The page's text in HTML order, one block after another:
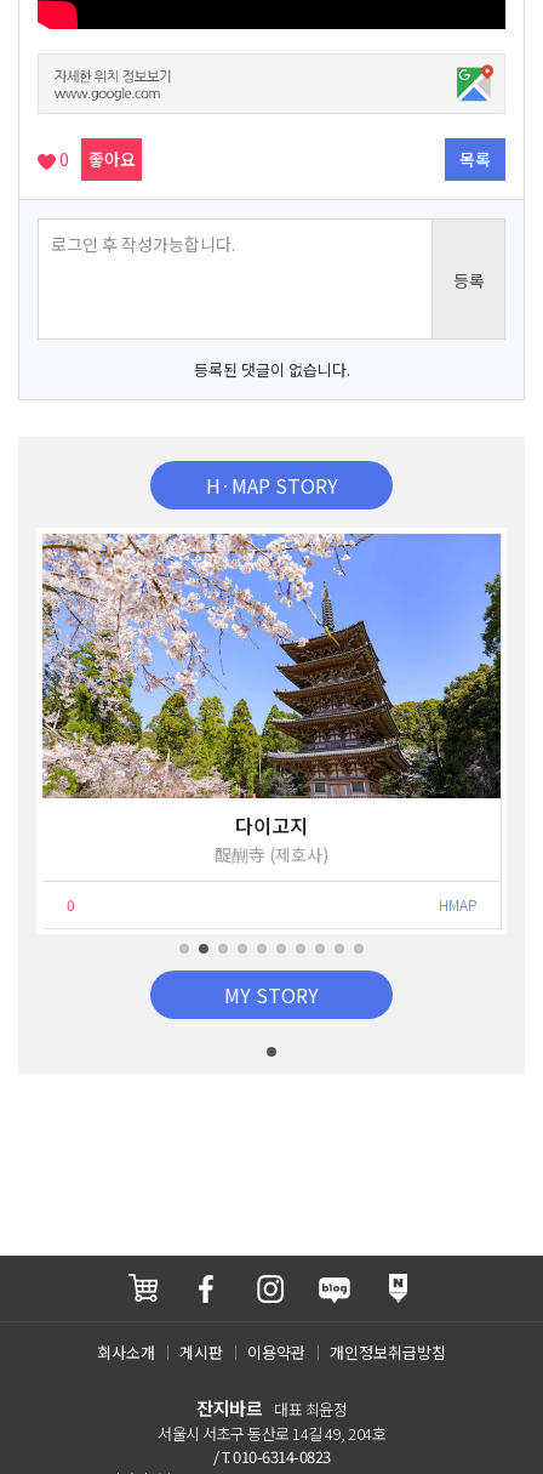
0 좋아요 목록
등록된 댓글이 없습니다.
H·MAP STORY
다이고지
醍醐寺 (제호사)
0 HMAP
MY STORY
회사소개 게시판 이용약관 개인정보취급방침
잔지바르 대표 최윤정
서울시 서초구 동산로 14길 49, 204호
/ T. 010-6314-0823